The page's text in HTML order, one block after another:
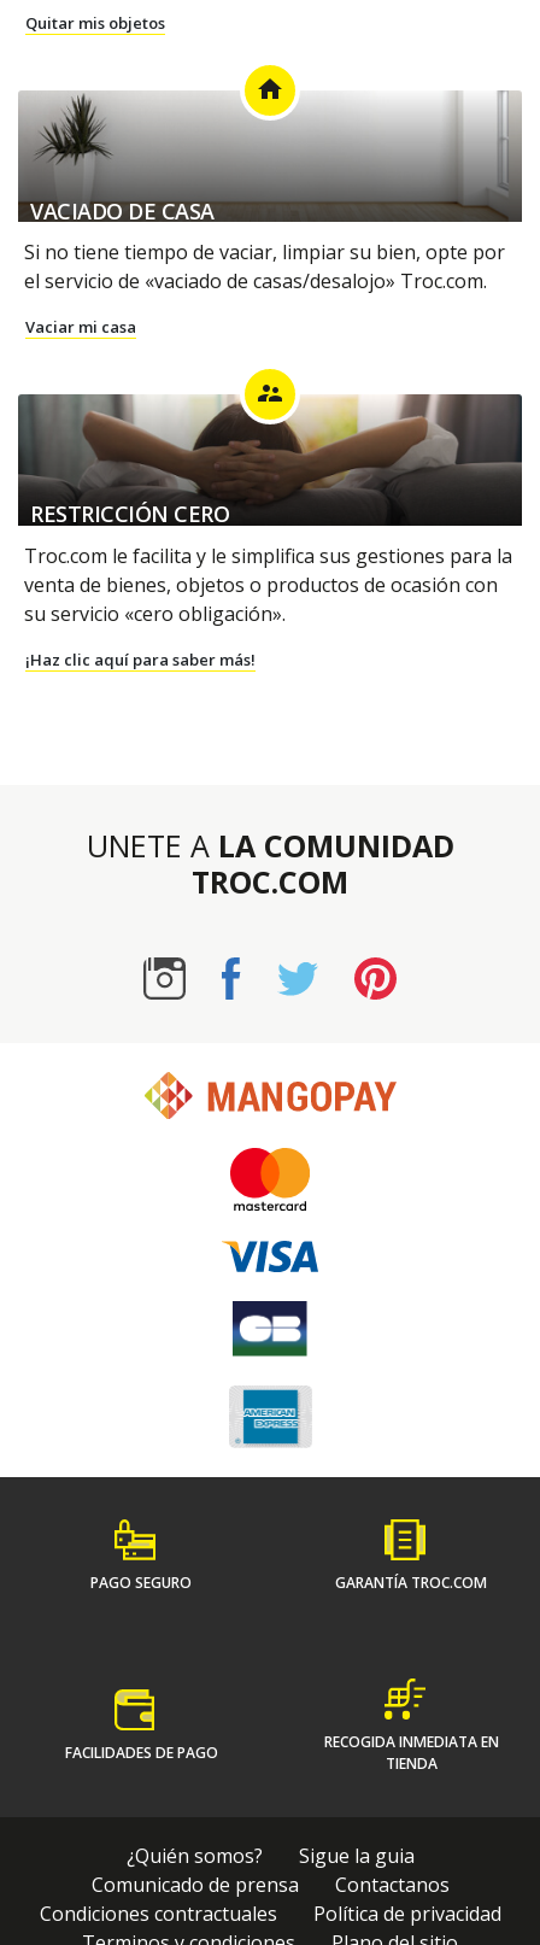
Quitar mis objetos
home
VACIADO DE CASA
Si no tiene tiempo de vaciar, limpiar su bien, opte por
el servicio de «vaciado de casas/desalojo» Troc.com.
Vaciar mi casa
supervisor_account
RESTRICCIÓN CERO
Troc.com le facilita y le simplifica sus gestiones para la
venta de bienes, objetos o productos de ocasión con
su servicio «cero obligación».
¡Haz clic aquí para saber más!
UNETE A LA COMUNIDAD
TROC.COM
PAGO SEGURO GARANTÍA TROC.COM
FACILIDADES DE PAGO
RECOGIDA INMEDIATA EN
TIENDA
¿Quién somos?
Sigue la guia
Comunicado de prensa
Contactanos
Condiciones contractuales
Política de privacidad